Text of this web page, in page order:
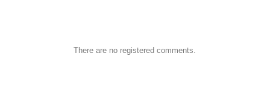
There are no registered comments.